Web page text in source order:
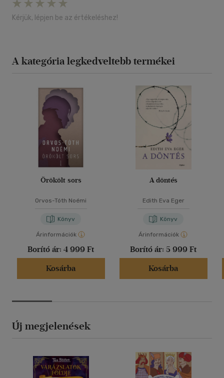
Kérjük, lépjen be az értékeléshez!
A kategória legkedveltebb termékei
Örökölt sors
Orvos-Tóth Noémi
Könyv
Árinformációk
Borító ár: 4 999 Ft
Kosárba
A döntés
Edith Eva Eger
Könyv
Árinformációk
Borító ár: 5 999 Ft
Kosárba
Új megjelenések